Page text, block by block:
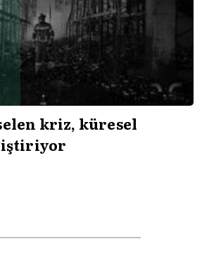
kriz, küresel